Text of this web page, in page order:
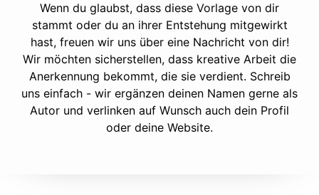
Wenn du glaubst, dass diese Vorlage von dir
stammt oder du an ihrer Entstehung mitgewirkt
hast, freuen wir uns über eine Nachricht von dir!
Wir möchten sicherstellen, dass kreative Arbeit die
Anerkennung bekommt, die sie verdient. Schreib
uns einfach - wir ergänzen deinen Namen gerne als
Autor und verlinken auf Wunsch auch dein Profil
oder deine Website.